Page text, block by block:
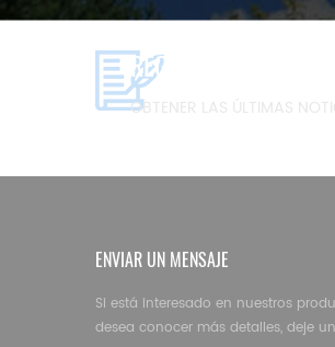
REGISTRARSE PARA
OBTENER LAS ÚLTIMAS
ENVIAR UN MENSAJE
Si está interesado en nuestros
desea conocer más detalles, deje un